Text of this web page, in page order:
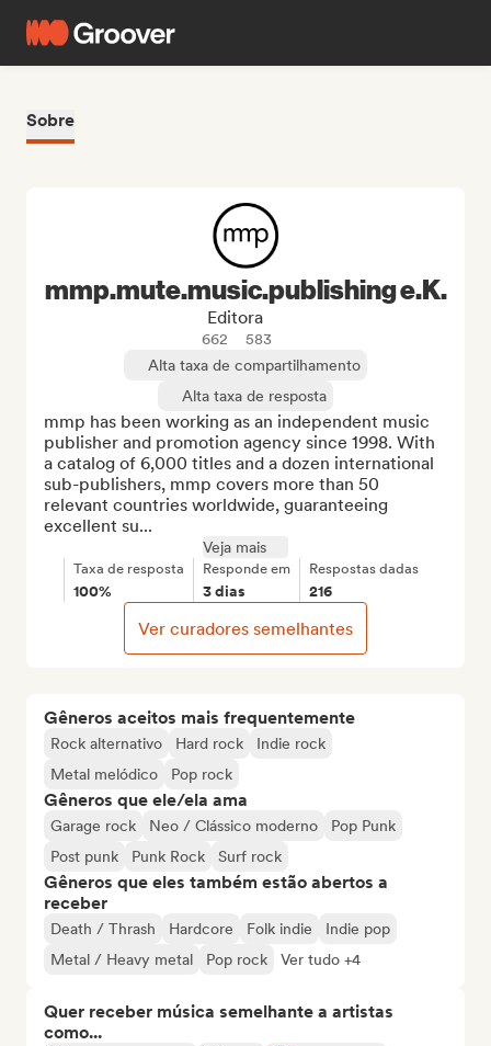
Sobre
Gêneros aceitos mais frequentemente
Rock alternativo Hard rock
Indie rock
Metal melódico
Pop rock
Gêneros que ele/ela ama
Garage rock Neo / Clássico moderno
Pop Punk
Post punk
Punk Rock Surf rock
Gêneros que eles também estão abertos a
receber
Death / Thrash Hardcore Folk indie
Indie pop
Metal / Heavy metal
Pop rock Ver tudo +4
Quer receber música semelhante a artistas
como...
mmp.mute.music.publishing e.K.
Editora
662
583
Alta taxa de compartilhamento
Alta taxa de resposta
mmp has been working as an independent music
publisher and promotion agency since 1998. With
a catalog of 6,000 titles and a dozen international
sub-publishers, mmp covers more than 50
relevant countries worldwide, guaranteeing
excellent su...
Veja mais
Taxa de resposta
100%
Responde em
3 dias
Respostas dadas
216
Ver curadores semelhantes